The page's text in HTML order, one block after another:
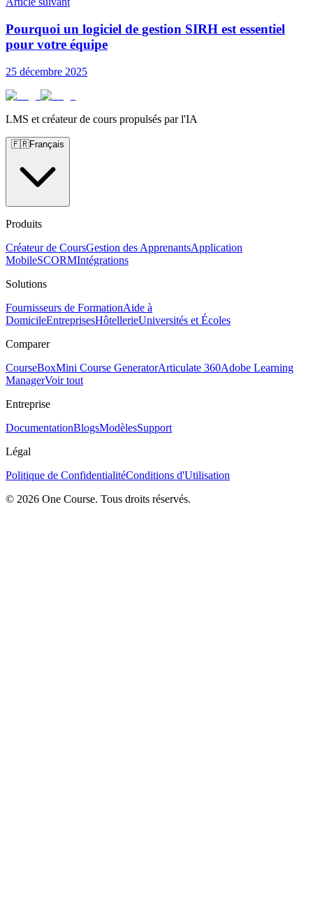
Pourquoi un logiciel de gestion SIRH est essentiel
pour votre équipe
25 décembre 2025
LMS et créateur de cours propulsés par l'IA
🇫🇷Français
Produits
Créateur de CoursGestion des ApprenantsApplication
MobileSCORMIntégrations
Solutions
Fournisseurs de FormationAide à
DomicileEntreprisesHôtellerieUniversités et Écoles
Comparer
CourseBoxMini Course GeneratorArticulate 360Adobe Learning
ManagerVoir tout
Entreprise
DocumentationBlogsModèlesSupport
Légal
Politique de ConfidentialitéConditions d'Utilisation
© 2026 One Course. Tous droits réservés.